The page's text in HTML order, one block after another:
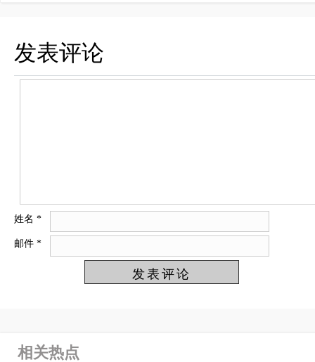
发表评论
姓名 *
邮件 *
相关热点